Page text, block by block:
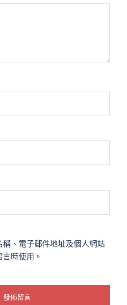
稱、電子郵件地址及個人網站
時使用。